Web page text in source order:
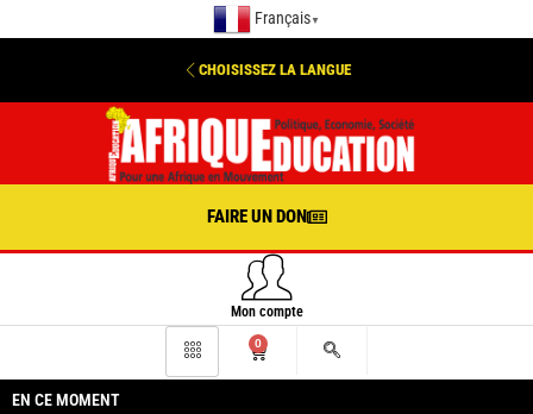
Français ▼
CHOISISSEZ LA LANGUE
FAIRE UN DON
Mon compte
0
EN CE MOMENT